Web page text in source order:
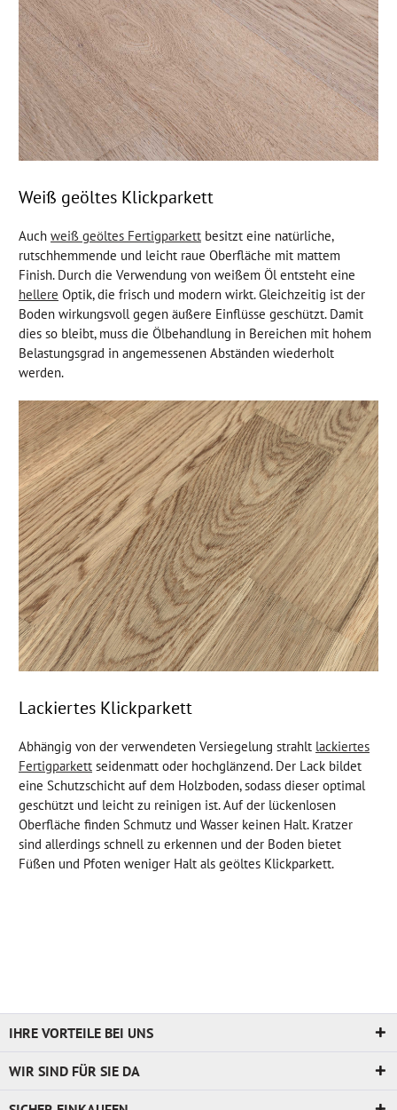
Weiß geöltes Klickparkett
Auch weiß geöltes Fertigparkett besitzt eine natürliche,
rutschhemmende und leicht raue Oberfläche mit mattem
Finish. Durch die Verwendung von weißem Öl entsteht eine
hellere Optik, die frisch und modern wirkt. Gleichzeitig ist der
Boden wirkungsvoll gegen äußere Einflüsse geschützt. Damit
dies so bleibt, muss die Ölbehandlung in Bereichen mit hohem
Belastungsgrad in angemessenen Abständen wiederholt
werden.
Lackiertes Klickparkett
Abhängig von der verwendeten Versiegelung strahlt lackiertes
Fertigparkett seidenmatt oder hochglänzend. Der Lack bildet
eine Schutzschicht auf dem Holzboden, sodass dieser optimal
geschützt und leicht zu reinigen ist. Auf der lückenlosen
Oberfläche finden Schmutz und Wasser keinen Halt. Kratzer
sind allerdings schnell zu erkennen und der Boden bietet
Füßen und Pfoten weniger Halt als geöltes Klickparkett.
IHRE VORTEILE BEI UNS
WIR SIND FÜR SIE DA